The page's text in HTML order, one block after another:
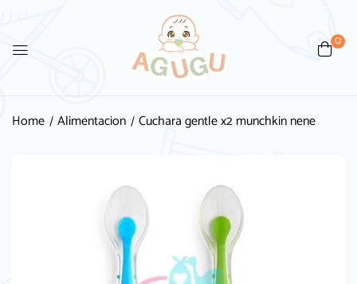
0
Home Alimentacion Cuchara gentle x2 munchkin nene